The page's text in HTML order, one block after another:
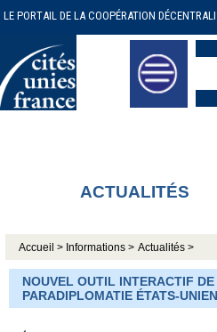
LE PORTAIL DE LA COOPÉRATION
ACTUALITÉS
Accueil > Informations > Actualités >
NOUVEL OUTIL INTERACTIF
PARADIPLOMATIE ÉTATS-